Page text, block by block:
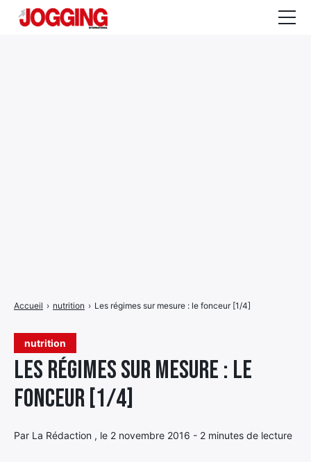
nutrition
Les régimes sur mesure : le
fonceur [1/4]
Par La Rédaction , le 2 novembre 2016 - 2 minutes de lecture
Accueil › nutrition › Les régimes sur mesure : le fonceur [1/4]
menude
menu
de
menu